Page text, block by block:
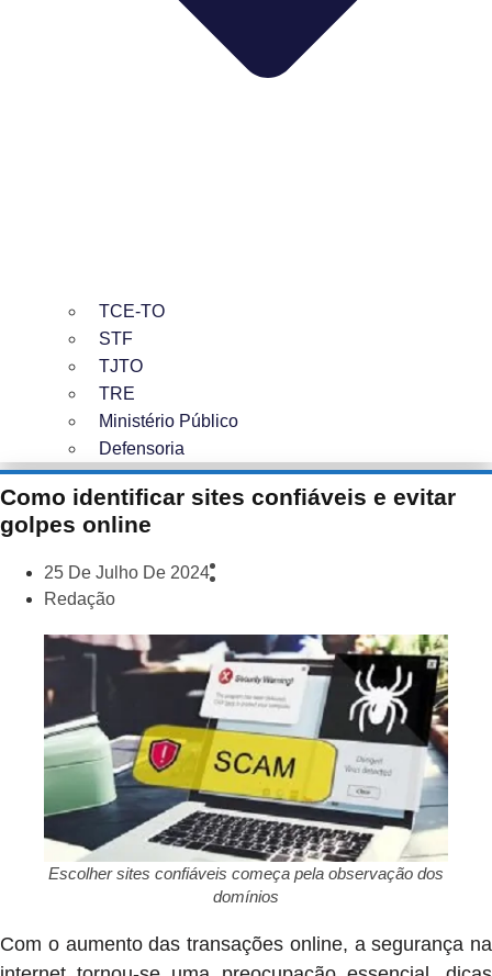
TCE-TO
STF
TJTO
TRE
Ministério Público
Defensoria
Como identificar sites confiáveis e evitar
golpes online
25 De Julho De 2024
Redação
Escolher sites confiáveis começa pela observação dos
domínios
Com o aumento das transações online, a segurança na